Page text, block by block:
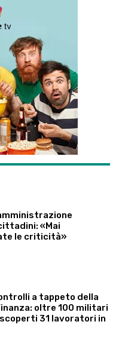
«Mai
le criticità»
a tappeto della
oltre 100 militari
31 lavoratori in